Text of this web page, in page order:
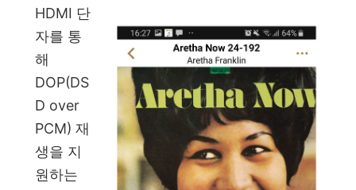
HDMI 단
자를 통
해
DOP(DS
D over
PCM) 재
생을 지
원하는